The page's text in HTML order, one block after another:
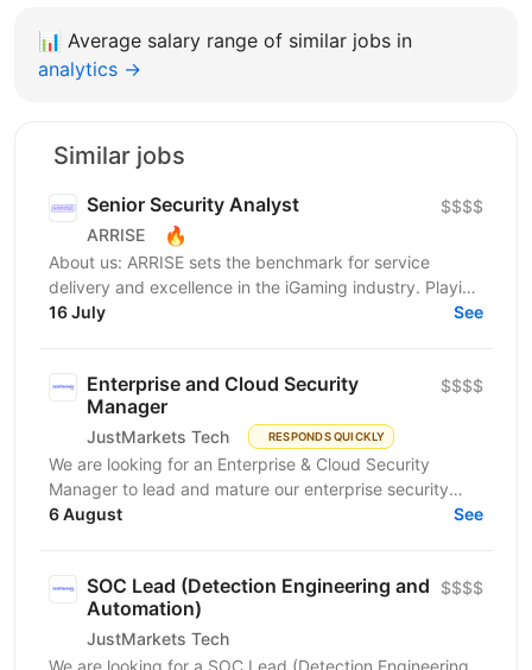
📊 Average salary range of similar jobs in
analytics →
Similar jobs
Senior Security Аnalyst
ARRISE 🔥
$$$$
About us: ARRISE sets the benchmark for service
delivery and excellence in the iGaming industry. Playing
a key role in the success of its clients, which...
16 July See
Enterprise and Cloud Security
Manager
JustMarkets Tech RESPONDS QUICKLY
$$$$
We are looking for an Enterprise & Cloud Security
Manager to lead and mature our enterprise security
function across cloud, network, identity, endpoint,
6 August See
SOC Lead (Detection Engineering and
Automation)
JustMarkets Tech
$$$$
We are looking for a SOC Lead (Detection Engineering